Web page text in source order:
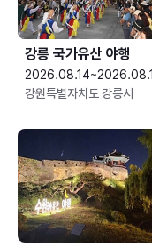
강릉 국가유산 야행
강원특별자치도 강릉시